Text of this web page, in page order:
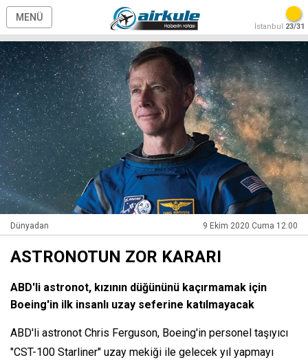
MENÜ
İstanbul 23/31
Dünyadan 9 Ekim 2020 Cuma 12:00
ASTRONOTUN ZOR KARARI
ABD'li astronot, kızının düğününü kaçırmamak için
Boeing'in ilk insanlı uzay seferine katılmayacak
ABD'li astronot Chris Ferguson, Boeing'in personel taşıyıcı
"CST-100 Starliner" uzay mekiği ile gelecek yıl yapmayı